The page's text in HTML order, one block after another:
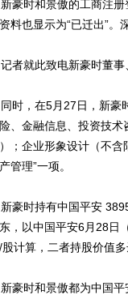
豪时和景傲的工商注册
料也显示为“已迁出”。
者就此致电新豪时董事
时，在5月27日，新豪
、金融信息、投资技
；企业形象设计（不含
管理”一项。
豪时持有中国平安
，以中国平安6月28日
股计算，二者持股价值多
豪时和景傲都为中国平